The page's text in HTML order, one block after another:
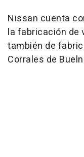
Nissan cuenta
la fabricación de
también de
Corrales de